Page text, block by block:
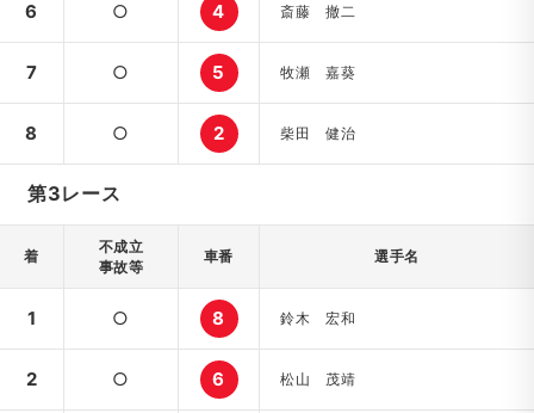
6 ○ 4 斎藤 撤二
7 ○ 5 牧瀬 嘉葵
8 ○ 2 柴田 健治
第3レース
着
不成立
事故等
車番 選手名
1 ○ 8 鈴木 宏和
2 ○ 6 松山 茂靖